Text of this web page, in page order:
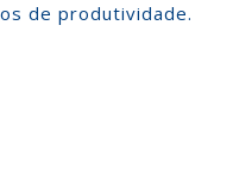
de produtividade.